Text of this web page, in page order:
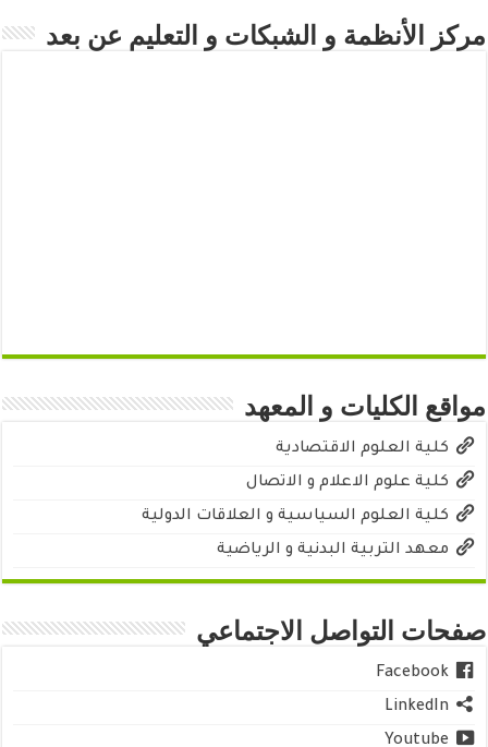
مركز الأنظمة و الشبكات و التعليم عن بعد
مواقع الكليات و المعهد
كلية العلوم الاقتصادية
كلية علوم الاعلام و الاتصال
كلية العلوم السياسية و العلاقات الدولية
معهد التربية البدنية و الرياضية
صفحات التواصل الاجتماعي
Facebook
LinkedIn
Youtube